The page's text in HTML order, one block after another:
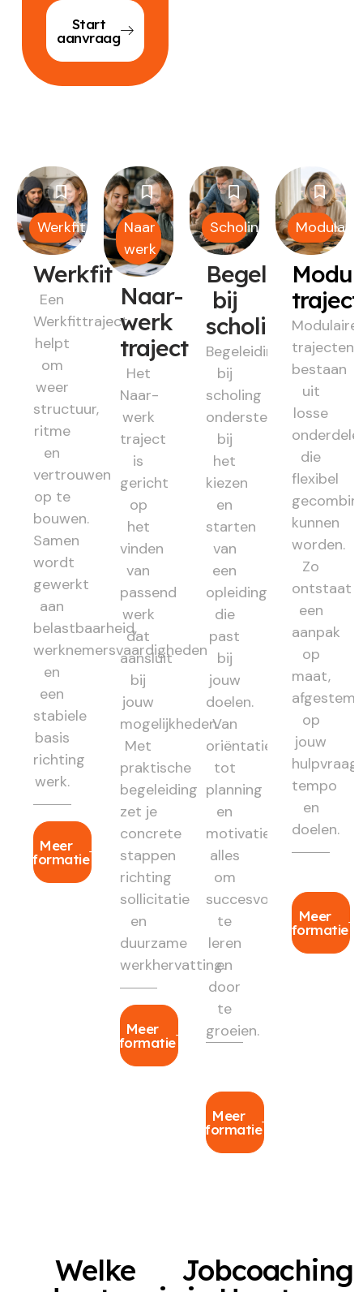
Start
aanvraag
Werkfit
Werkfit
Een
Werkfittraject
helpt
om
weer
structuur,
ritme
en
vertrouwen
op te
bouwen.
Samen
wordt
gewerkt
aan
belastbaarheid,
werknemersvaardigheden
en
een
stabiele
basis
richting
werk.
Meer
informatie
Naar
werk
Naar-
werk
traject
Het
Naar-
werk
traject
is
gericht
op
het
vinden
van
passend
werk
dat
aansluit
bij
jouw
mogelijkheden.
Met
praktische
begeleiding
zet je
concrete
stappen
richting
sollicitatie
en
duurzame
werkhervatting.
Meer
informatie
Scholing
Begeleiding
bij
scholing
Begeleiding
bij
scholing
ondersteunt
bij
het
kiezen
en
starten
van
een
opleiding
die
past
bij
jouw
doelen.
Van
oriëntatie
tot
planning
en
motivatie:
alles
om
succesvol
te
leren
en
door
te
groeien.
Meer
informatie
Modulair
Modulaire
trajecten
bestaan
uit
losse
die
flexibel
kunnen
worden.
Zo
ontstaat
een
aanpak
op
maat,
op
jouw
hulpvraag,
tempo
en
doelen.
Meer
informatie
Welke Jobcoaching